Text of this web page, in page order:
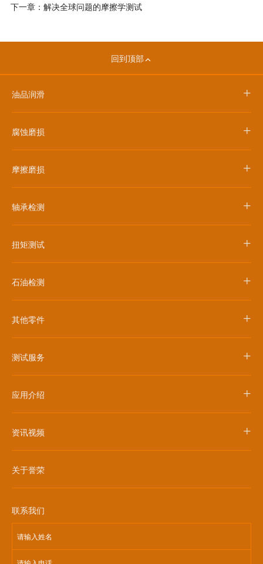
下一章：解决全球问题的摩擦学测试
回到顶部
油品润滑 +
腐蚀磨损 +
摩擦磨损 +
轴承检测 +
扭矩测试 +
石油检测 +
其他零件 +
测试服务 +
应用介绍 +
资讯视频 +
关于誉荣
联系我们